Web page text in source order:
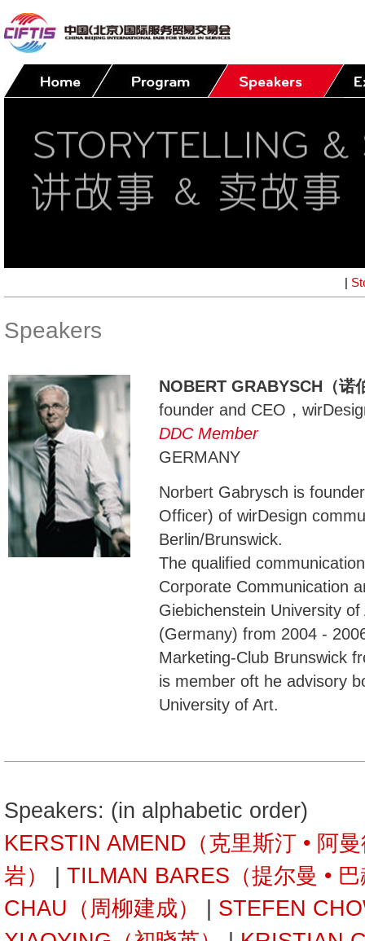
|
Speakers
NOBERT GRABYSCH（诺
founder and CEO，
DDC Member
GERMANY
Norbert Gabrysch is
Officer) of wirDesign
Berlin/Brunswick.
The qualified
Corporate Communication
Giebichenstein University
(Germany) from 2004 -
Marketing-Club Brunswick
is member oft he advisory
University of Art.
Speakers: (in alphabetic order)
KERSTIN AMEND（克里斯汀 • 阿
岩）
TILMAN BARES（提尔曼 •
CHAU（周柳建成）
STEFEN